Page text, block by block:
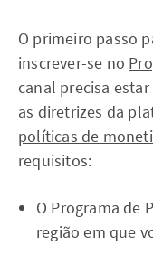
O primeiro passo
inscrever-se no
canal precisa
as diretrizes da
políticas de
requisitos:
O Programa de
região em que